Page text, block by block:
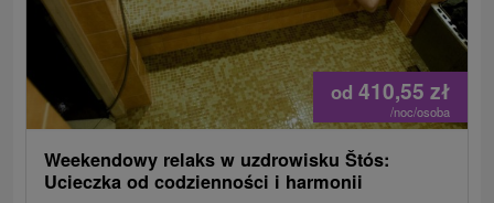
od 410,55 zł
/noc/osoba
Weekendowy relaks w uzdrowisku Štós:
Ucieczka od codzienności i harmonii